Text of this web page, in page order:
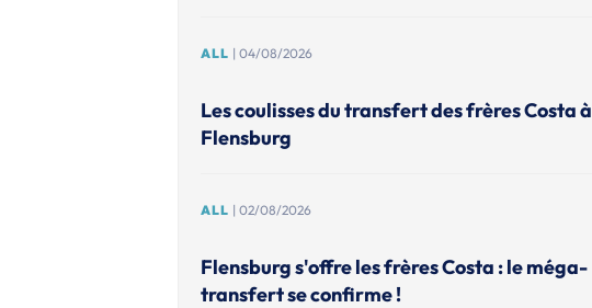
ALL | 04/08/2026
Les coulisses du transfert des frères Costa à
Flensburg
ALL | 02/08/2026
Flensburg s'offre les frères Costa : le méga-
transfert se confirme !